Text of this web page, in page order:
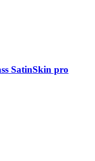
SatinSkin pro